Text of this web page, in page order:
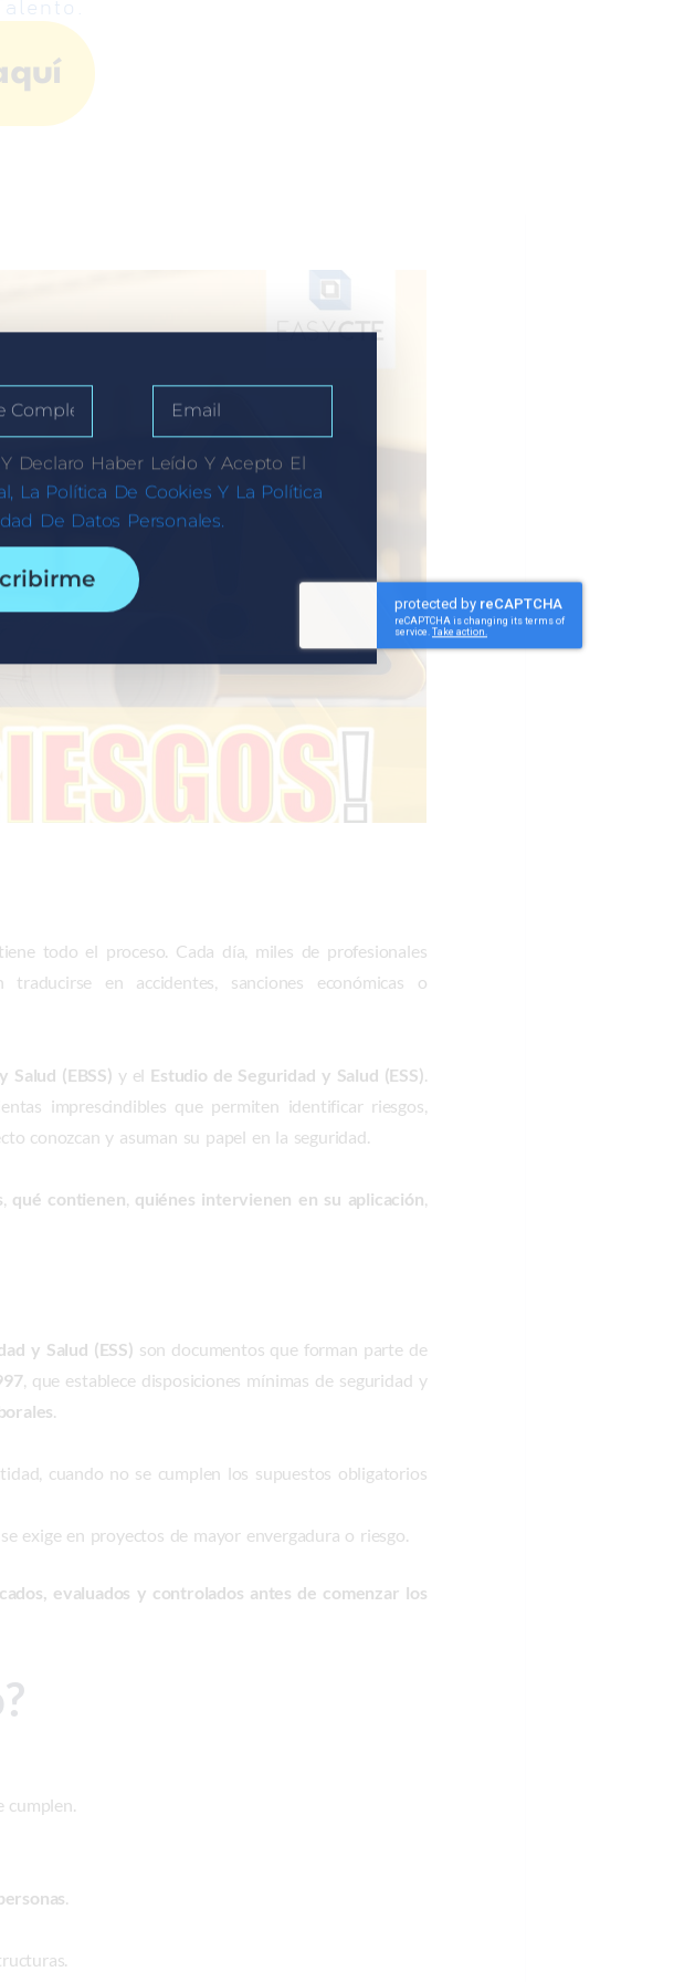
todo el proceso. Cada día, miles de profesionales
en accidentes, sanciones económicas o
Salud (EBSS) y el Estudio de Seguridad y Salud (ESS).
imprescindibles que permiten identificar riesgos,
conozcan y asuman su papel en la seguridad.
, qué contienen, quiénes intervienen en su aplicación,
y Salud (ESS) son documentos que forman parte de
, que establece disposiciones mínimas de seguridad y
.
cuando no se cumplen los supuestos obligatorios
exige en proyectos de mayor envergadura o riesgo.
evaluados y controlados antes de comenzar los
cumplen.
.
Declaro Haber Leído Y Acepto El
La Política De Cookies Y La Política
De Datos Personales.